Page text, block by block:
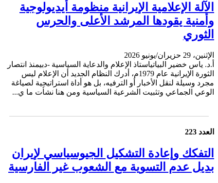
الآلة الإعلامية الإيرانية منظومة أيديولوجية
وأمنية يقودها المرشد الأعلى والحرس
الثوري
الإثنين، 29 حزيران/يونيو 2026
أ.د. ياس خضير البياتياستاذ الإعلام والدعاية السياسية -دبيمنذ انتصار
الثورة الإيرانية عام 1979م، أدرك النظام الجديد أن الإعلام ليس
مجرد وسيلة لنقل الأخبار أو الترفيه، بل هو أداة استراتيجية لصياغة
الوعي الجماعي وتثبيت الشرعية السياسية ومن هنا نشأت ما ي...
العدد 223
التفكك وإعادة التشكيل الجيوسياسي لإيران
بديل عدم التسوية مع الشعوب غير الفارسية